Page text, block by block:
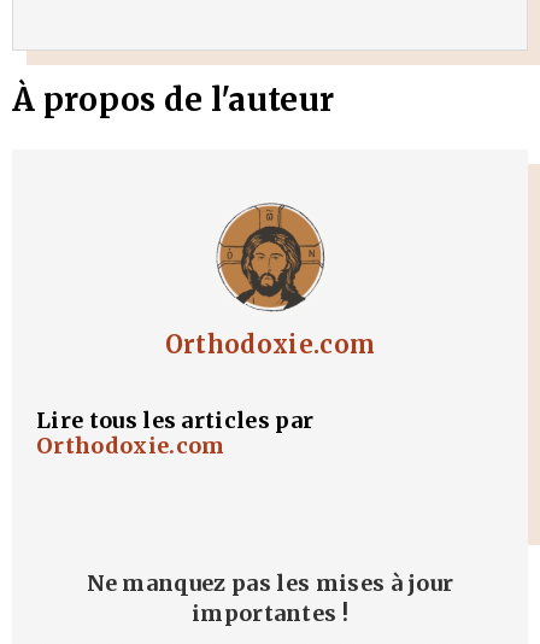
À propos de l'auteur
Orthodoxie.com
Lire tous les articles par
Orthodoxie.com
Ne manquez pas les mises à jour
importantes !